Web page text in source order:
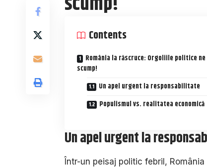
Contents
România la răscruce: Orgoliile politice
scump!
Un apel urgent la responsabilitate
Populismul vs. realitatea economică
Un apel urgent la
Într-un peisaj politic febril,